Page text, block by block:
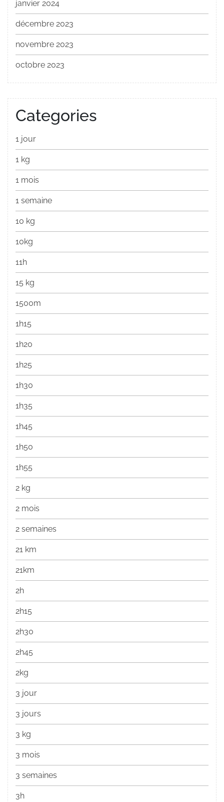
janvier 2024
décembre 2023
novembre 2023
octobre 2023
Categories
1 jour
1 kg
1 mois
1 semaine
10 kg
10kg
11h
15 kg
1500m
1h15
1h20
1h25
1h30
1h35
1h45
1h50
1h55
2 kg
2 mois
2 semaines
21 km
21km
2h
2h15
2h30
2h45
2kg
3 jour
3 jours
3 kg
3 mois
3 semaines
3h